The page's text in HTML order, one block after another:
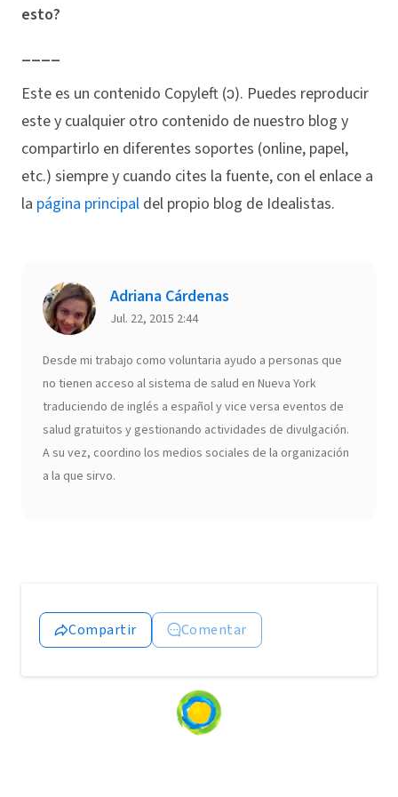
esto?
____
Este es un contenido Copyleft (ↄ). Puedes reproducir
este y cualquier otro contenido de nuestro blog y
compartirlo en diferentes soportes (online, papel,
etc.) siempre y cuando cites la fuente, con el enlace a
la página principal del propio blog de Idealistas.
Adriana Cárdenas
Jul. 22, 2015 2:44
Desde mi trabajo como voluntaria ayudo a personas que
no tienen acceso al sistema de salud en Nueva York
traduciendo de inglés a español y vice versa eventos de
salud gratuitos y gestionando actividades de divulgación.
A su vez, coordino los medios sociales de la organización
a la que sirvo.
Compartir Comentar
Loading